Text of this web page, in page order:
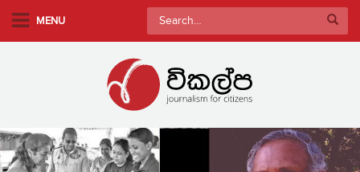
m
a
MENU
Search
for: